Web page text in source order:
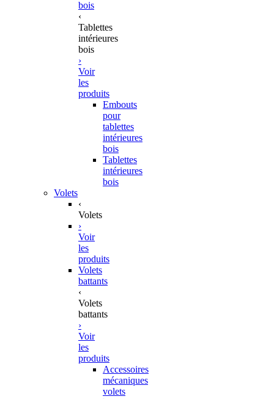
bois
‹
Tablettes
intérieures
bois
›
Voir
les
produits
Embouts
pour
tablettes
intérieures
bois
Tablettes
intérieures
bois
Volets
‹
Volets
›
Voir
les
produits
Volets
battants
‹
Volets
battants
›
Voir
les
produits
Accessoires
mécaniques
volets